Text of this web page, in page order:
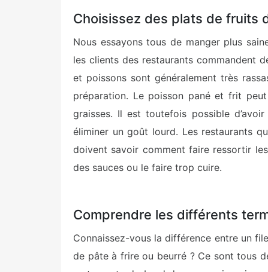
Choisissez des plats de fruits
Nous essayons tous de manger plus
les clients des restaurants commandent
et poissons sont généralement très
préparation. Le poisson pané et frit
graisses. Il est toutefois possible
éliminer un goût lourd. Les restaurants
doivent savoir comment faire ressortir
des sauces ou le faire trop cuire.
Comprendre les différents
Connaissez-vous la différence entre un
de pâte à frire ou beurré ? Ce sont tous